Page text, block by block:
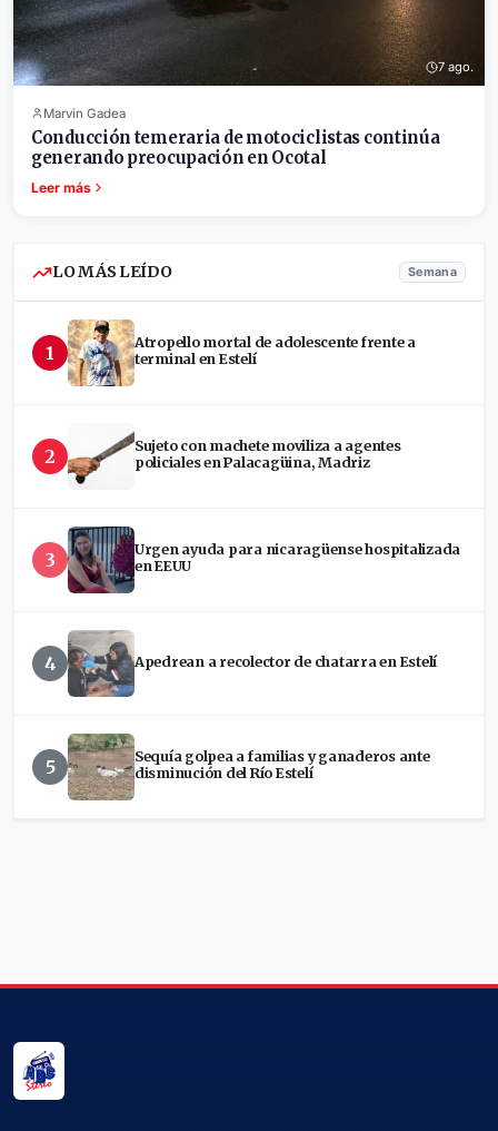
7 ago.
Marvin Gadea
Conducción temeraria de motociclistas continúa
generando preocupación en Ocotal
Leer más
LO MÁS LEÍDO Semana
1
Atropello mortal de adolescente frente a
terminal en Estelí
2
Sujeto con machete moviliza a agentes
policiales en Palacagüina, Madriz
3
Urgen ayuda para nicaragüense hospitalizada
en EEUU
4 Apedrean a recolector de chatarra en Estelí
5
Sequía golpea a familias y ganaderos ante
disminución del Río Estelí